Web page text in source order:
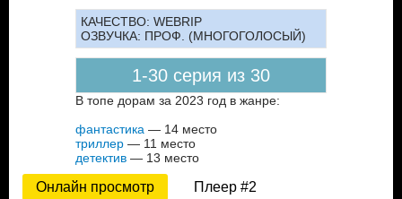
КАЧЕСТВО: WEBRIP
ОЗВУЧКА: ПРОФ. (МНОГОГОЛОСЫЙ)
1-30 серия из 30
В топе дорам за 2023 год в жанре:
фантастика — 14 место
триллер — 11 место
детектив — 13 место
Онлайн просмотр Плеер #2